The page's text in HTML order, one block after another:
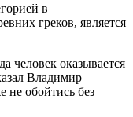
в
греков, является
человек оказывается
Владимир
не обойтись без